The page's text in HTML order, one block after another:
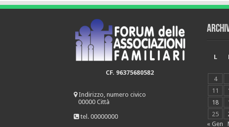
CF. 96375680582
Indirizzo, numero civico
00000 Città
tel. 00000000
L
4
11
18
25
« Gen